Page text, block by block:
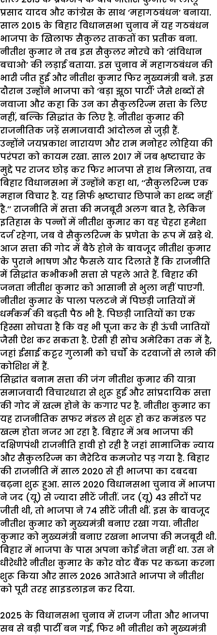
प्रसाद यादव और कांग्रेस के साथ ‘महागठबंधन’ बनाया.
साल 2015 के बिहार विधानसभा चुनाव में यह गठबंधन
भाजपा के खिलाफ सैकुलर ताकतों का प्रतीक बना.
नीतीश कुमार ने तब इस सैकुलर मोरचे को ‘संविधान
बचाओ’ की लड़ाई बताया. इस चुनाव में महागठबंधन की
भारी जीत हुई और नीतीश कुमार फिर मुख्यमंत्री बने. इस
दौरान उन्होंने भाजपा को ‘बड़ा झूठा पार्टी’ जैसे शब्दों से
नवाजा और कहा कि उन का सैकुलरिज्म सत्ता के लिए
नहीं, बल्कि सिद्धांत के लिए है. नीतीश कुमार की
राजनीतिक जड़ें समाजवादी आंदोलन से जुड़ी हैं.
उन्होंने जयप्रकाश नारायण और राम मनोहर लोहिया की
परंपरा को कायम रखा. साल 2017 में जब भ्रष्टाचार के
मुद्दे पर राजद छोड़ कर फिर भाजपा से हाथ मिलाया, तब
बिहार विधानसभा में उन्होंने कहा था, ‘‘सैकुलरिज्म एक
महान विचार है. यह सिर्फ भ्रष्टाचार छिपाने का शब्द नहीं
है.’’ राजनीति में सत्ता की मजबूरी अलग बात है, लेकिन
इतिहास के पन्नों में नीतीश कुमार का वह चेहरा हमेशा
दर्ज रहेगा, जब वे सैकुलरिज्म के प्रणेता के रूप में खड़े थे.
आज सत्ता की गोद में बैठे होने के बावजूद नीतीश कुमार
के पुराने भाषण और फैसले याद दिलाते हैं कि राजनीति
में सिद्धांत कभीकभी सत्ता से पहले आते हैं. बिहार की
जनता नीतीश कुमार को आसानी से भुला नहीं पाएगी.
नीतीश कुमार के पाला पलटने में पिछड़ी जातियों में
धर्मकर्म की बढ़ती पैठ भी है. पिछड़ी जातियों का एक
हिस्सा सोचता है कि वह भी पूजा कर के ही ऊंची जातियों
जैसी ऐश कर सकता है. ऐसी ही सोच अमेरिका तक में है,
जहां ईसाई कट्टर गुलामी को चर्चों के दरवाजों से लाने की
कोशिश में हैं.
सिद्धांत बनाम सत्ता की जंग नीतीश कुमार की यात्रा
समाजवादी विचारधारा से शुरू हुई और सांप्रदायिक सत्ता
की गोद में खत्म होने के कगार पर है. नीतीश कुमार का
यह राजनीतिक सफर मंडल से शुरू हो कर कमंडल पर
खत्म होता नजर आ रहा है. बिहार में अब भाजपा की
दक्षिणपंथी राजनीति हावी हो रही है जहां सामाजिक न्याय
और सैकुलरिज्म का नैरेटिव कमजोर पड़ गया है. बिहार
की राजनीति में साल 2020 से ही भाजपा का दबदबा
बढ़ना शुरू हुआ. साल 2020 विधानसभा चुनाव में भाजपा
ने जद (यू) से ज्यादा सीटें जीतीं. जद (यू) 43 सीटों पर
जीती थी, तो भाजपा ने 74 सीटें जीती थीं. इस के बावजूद
नीतीश कुमार को मुख्यमंत्री बनाए रखा गया. नीतीश
कुमार को मुख्यमंत्री बनाए रखना भाजपा की मजबूरी थी.
बिहार में भाजपा के पास अपना कोई नेता नहीं था. उस ने
धीरेधीरे नीतीश कुमार के कोर वोट बैंक पर कब्जा करना
शुरू किया और साल 2026 आतेआते भाजपा ने नीतीश
को पूरी तरह साइडलाइन कर दिया.
2025 के विधानसभा चुनाव में राजग जीता और भाजपा
सब से बड़ी पार्टी बन गई, फिर भी नीतीश को मुख्यमंत्री